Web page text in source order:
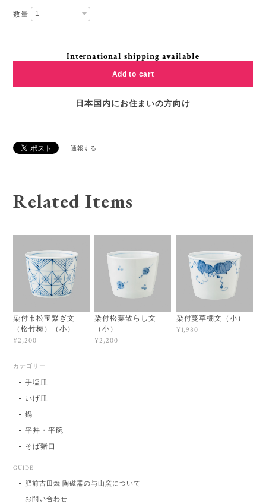
数量
International shipping available
Add to cart
日本国内にお住まいの方向け
通報する
Related Items
染付市松宝繋ぎ文
（松竹梅）（小）
¥2,200
染付松葉散らし文
（小）
¥2,200
染付蔓草棚文（小）
¥1,980
カテゴリー
手塩皿
いげ皿
鍋
平丼・平碗
そば猪口
GUIDE
肥前吉田焼 陶磁器の与山窯について
お問い合わせ